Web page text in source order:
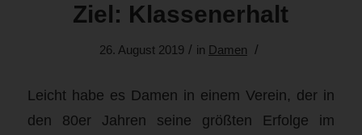
Ziel: Klassenerhalt
26. August 2019 / in Damen /
Leicht habe es Damen in einem Verein, der in
den 80er Jahren seine größten Erfolge im